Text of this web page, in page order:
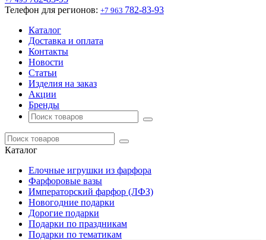
Телефон для регионов: +7 963 782-83-93
Каталог
Доставка и оплата
Контакты
Новости
Статьи
Изделия на заказ
Акции
Бренды
Каталог
Елочные игрушки из фарфора
Фарфоровые вазы
Императорский фарфор (ЛФЗ)
Новогодние подарки
Дорогие подарки
Подарки по праздникам
Подарки по тематикам